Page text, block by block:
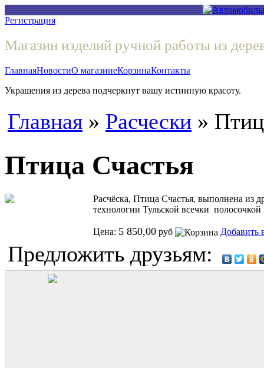
Регистрация
Магазин изделий ручной работы из
ГлавнаяНовостиО магазинеКорзинаКонтакты
Украшения из дерева подчеркнут вашу истинную красоту.
Главная » Расчески »
Птица Счастья
Расчёска, Птица Счастья, выполнена из
технологии Тульской всечки полосочкой
Цена: 5 850,00 руб Добавить
Предложить друзьям: